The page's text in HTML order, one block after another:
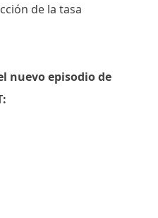
de la tasa
nuevo episodio de